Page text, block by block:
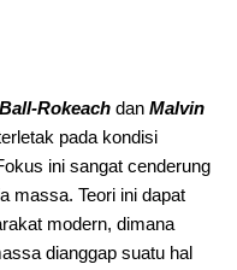
Rokeach dan Malvin
pada kondisi
ini sangat cenderung
massa. Teori ini dapat
modern, dimana
dianggap suatu hal